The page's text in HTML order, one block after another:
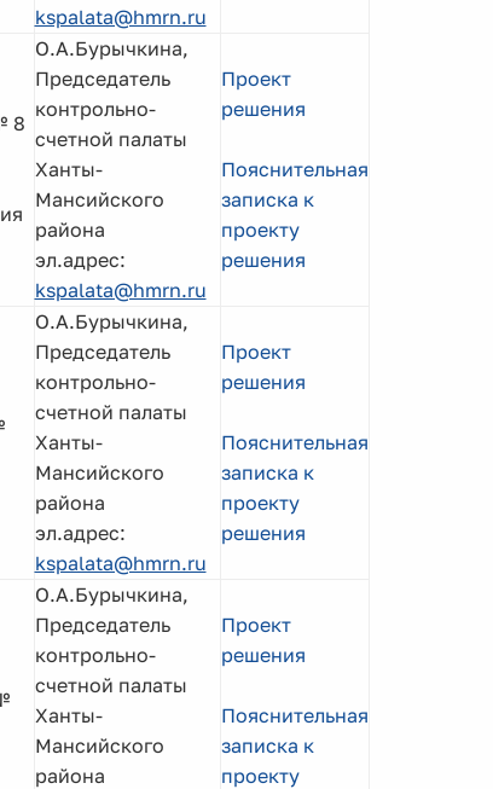
kspalata@hmrn.ru
8
О.А.Бурычкина,
Председатель
контрольно-
счетной палаты
Ханты-
Мансийского
района
эл.адрес:
kspalata@hmrn.ru
Проект
решения
Пояснительная
записка к
проекту
решения
О.А.Бурычкина,
Председатель
контрольно-
счетной палаты
Ханты-
Мансийского
района
эл.адрес:
kspalata@hmrn.ru
Проект
решения
Пояснительная
записка к
проекту
решения
О.А.Бурычкина,
Председатель
контрольно-
счетной палаты
Ханты-
Мансийского
района
Проект
решения
Пояснительная
записка к
проекту